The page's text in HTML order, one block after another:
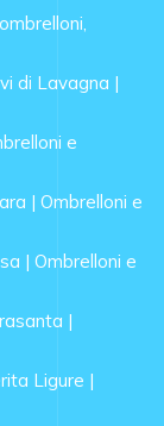
di Lavagna |
e
| Ombrelloni e
| Ombrelloni e
|
Ligure |